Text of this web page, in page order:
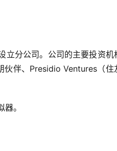
立分公司。公司的主要投资机
伙伴、Presidio Ventures（住
。